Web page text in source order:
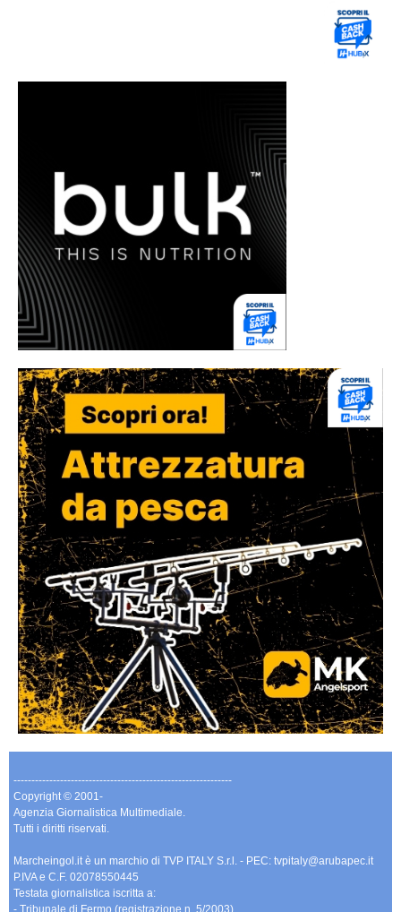
-------------------------------------------------------------
Copyright © 2001-
Agenzia Giornalistica Multimediale.
Tutti i diritti riservati.
Marcheingol.it è un marchio di TVP ITALY S.r.l. - PEC: tvpitaly@arubapec.it
P.IVA e C.F. 02078550445
Testata giornalistica iscritta a: